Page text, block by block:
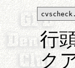
行
ク